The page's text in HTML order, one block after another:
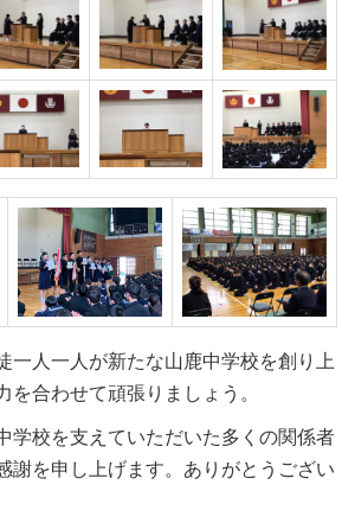
一人一人が新たな山鹿中学校を創り上
を合わせて頑張りましょう。
学校を支えていただいた多くの関係者
謝を申し上げます。ありがとうござい